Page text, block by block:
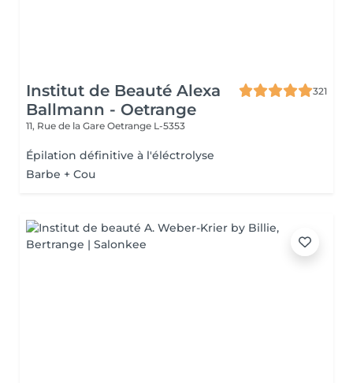
Institut de Beauté Alexa
Ballmann - Oetrange
321
11, Rue de la Gare Oetrange L-5353
Épilation définitive à l'éléctrolyse
Barbe + Cou